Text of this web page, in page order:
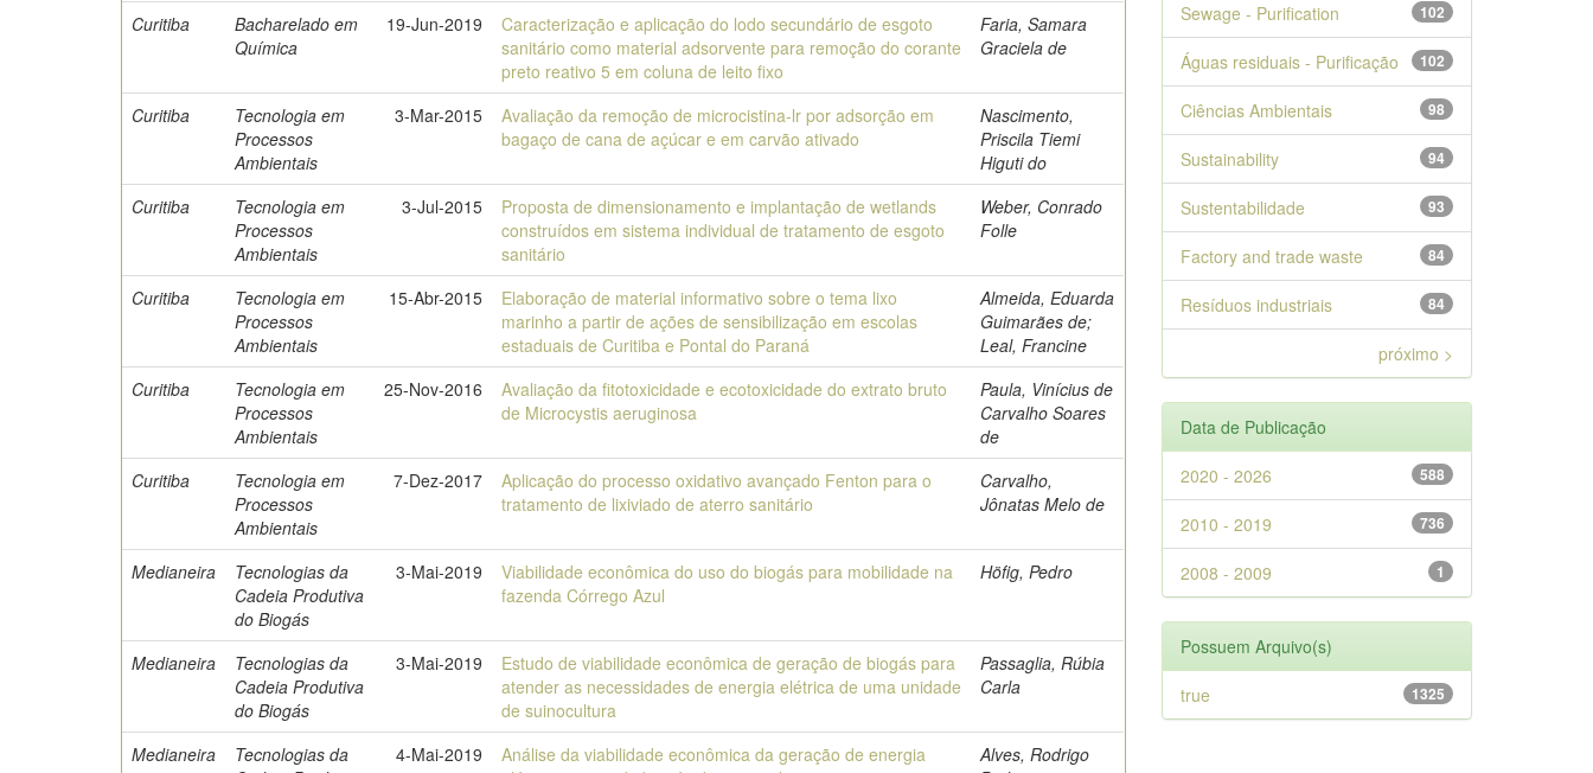
Curitiba
Bacharelado em
Química
19-Jun-2019
Caracterização e aplicação do lodo secundário de esgoto
sanitário como material adsorvente para remoção do corante
preto reativo 5 em coluna de leito fixo
Faria, Samara
Graciela de
Curitiba
Tecnologia em
Processos
Ambientais
3-Mar-2015
Avaliação da remoção de microcistina-lr por adsorção em
bagaço de cana de açúcar e em carvão ativado
Nascimento,
Priscila Tiemi
Higuti do
Curitiba
Tecnologia em
Processos
Ambientais
3-Jul-2015
Proposta de dimensionamento e implantação de wetlands
construídos em sistema individual de tratamento de esgoto
sanitário
Weber, Conrado
Folle
Curitiba
Tecnologia em
Processos
Ambientais
15-Abr-2015
Elaboração de material informativo sobre o tema lixo
marinho a partir de ações de sensibilização em escolas
estaduais de Curitiba e Pontal do Paraná
Almeida, Eduarda
Guimarães de;
Leal, Francine
Curitiba
Tecnologia em
Processos
Ambientais
25-Nov-2016
Avaliação da fitotoxicidade e ecotoxicidade do extrato bruto
de Microcystis aeruginosa
Paula, Vinícius de
Carvalho Soares
de
Curitiba
Tecnologia em
Processos
Ambientais
7-Dez-2017
Aplicação do processo oxidativo avançado Fenton para o
tratamento de lixiviado de aterro sanitário
Carvalho,
Jônatas Melo de
Medianeira
Tecnologias da
Cadeia Produtiva
do Biogás
3-Mai-2019
Viabilidade econômica do uso do biogás para mobilidade na
fazenda Córrego Azul
Höfig, Pedro
Medianeira
Tecnologias da
Cadeia Produtiva
do Biogás
3-Mai-2019
Estudo de viabilidade econômica de geração de biogás para
atender as necessidades de energia elétrica de uma unidade
de suinocultura
Passaglia, Rúbia
Carla
Medianeira
Tecnologias da
4-Mai-2019
Análise da viabilidade econômica da geração de energia
Alves, Rodrigo
102
Sewage - Purification
102
Águas residuais - Purificação
98
Ciências Ambientais
94
Sustainability
93
Sustentabilidade
84
Factory and trade waste
84
Resíduos industriais
próximo >
Data de Publicação
588
2020 - 2026
736
2010 - 2019
1
2008 - 2009
Possuem Arquivo(s)
1325
true